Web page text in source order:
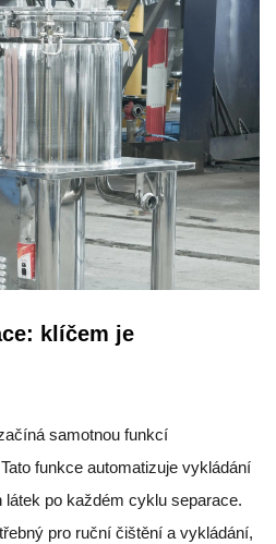
klíčem je
samotnou funkcí
funkce automatizuje vykládání
po každém cyklu separace.
pro ruční čištění a vykládání,